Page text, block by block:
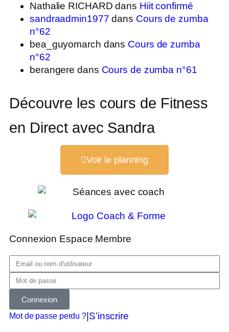
Nathalie RICHARD dans Hiit confirmé
sandraadmin1977 dans Cours de zumba
n°62
bea_guyomarch dans Cours de zumba
n°62
berangere dans Cours de zumba n°61
Découvre les cours de Fitness
en Direct avec Sandra
Voir le planning
Connexion Espace Membre
Connexion
Mot de passe perdu ? S’inscrire